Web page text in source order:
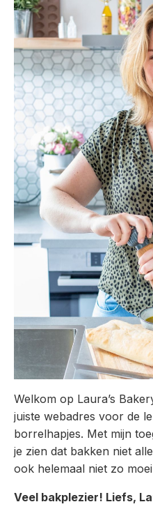
Welkom op Laura’s
juiste webadres voor de
borrelhapjes. Met mijn
je zien dat bakken niet
ook helemaal niet zo
Veel bakplezier! Liefs,